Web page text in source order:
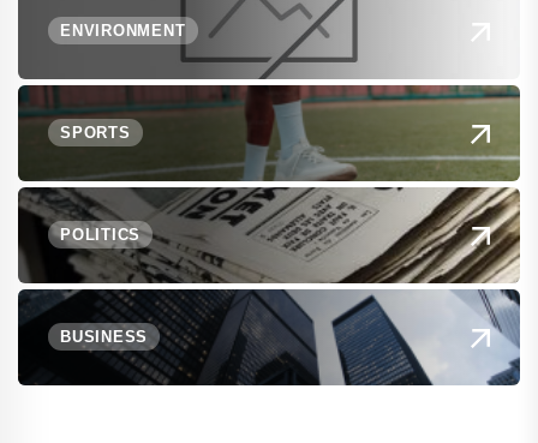
ENVIRONMENT
SPORTS
POLITICS
BUSINESS